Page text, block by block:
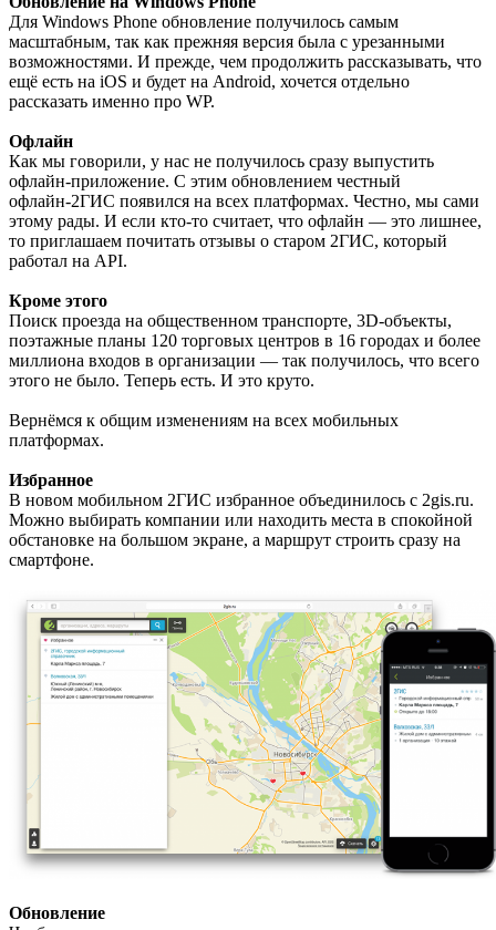
Для Windows Phone обновление получилось самым
масштабным, так как прежняя версия была с урезанными
возможностями. И прежде, чем продолжить рассказывать, что
ещё есть на iOS и будет на Android, хочется отдельно
рассказать именно про WP.
Офлайн
Как мы говорили, у нас не получилось сразу выпустить
офлайн-приложение. С этим обновлением честный
офлайн-2ГИС появился на всех платформах. Честно, мы сами
этому рады. И если кто-то считает, что офлайн — это лишнее,
то приглашаем почитать отзывы о старом 2ГИС, который
работал на API.
Кроме этого
Поиск проезда на общественном транспорте, 3D-объекты,
поэтажные планы 120 торговых центров в 16 городах и более
миллиона входов в организации — так получилось, что всего
этого не было. Теперь есть. И это круто.
Вернёмся к общим изменениям на всех мобильных
платформах.
Избранное
В новом мобильном 2ГИС избранное объединилось с 2gis.ru.
Можно выбирать компании или находить места в спокойной
обстановке на большом экране, а маршрут строить сразу на
смартфоне.
Обновление